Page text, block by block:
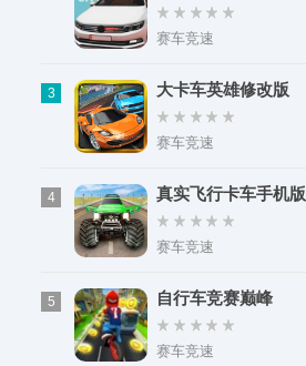
赛车竞速
3 大卡车英雄修改版
赛车竞速
4 真实飞行卡车手机版
赛车竞速
5 自行车竞赛巅峰
赛车竞速